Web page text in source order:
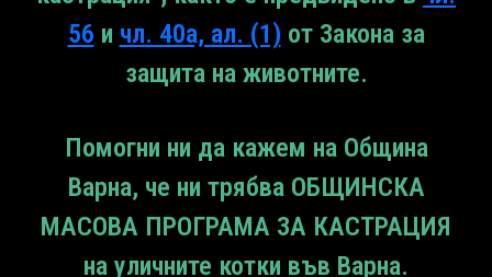
56 и чл. 40а, ал. (1) от Закона за
защита на животните.
Помогни ни да кажем на Община
Варна, че ни трябва ОБЩИНСКА
МАСОВА ПРОГРАМА ЗА КАСТРАЦИЯ
на уличните котки във Варна.